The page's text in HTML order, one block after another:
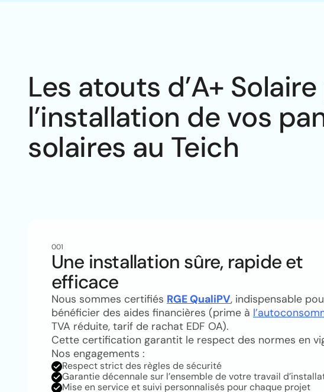
Les atouts d’A+
l’installation de vos
solaires au Teich
001
Une installation sûre, rapide et
efficace
Nous sommes certifiés RGE QualiPV, indispensable
bénéficier des aides financières (prime à
TVA réduite, tarif de rachat EDF OA).
Cette certification garantit le respect des normes en
Nos engagements :
Respect strict des règles de sécurité
Garantie décennale sur l’ensemble de votre travail
Mise en service et suivi personnalisés pour chaque projet